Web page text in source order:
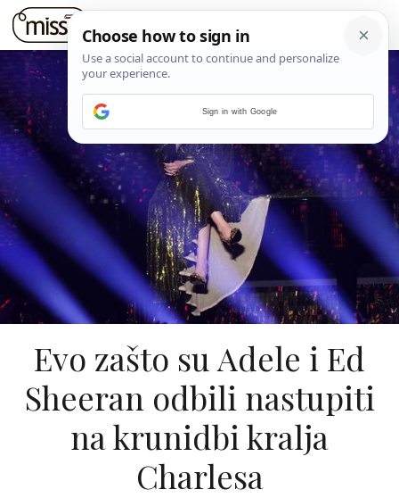
Evo zašto su Adele i Ed
Sheeran odbili nastupiti
na krunidbi kralja
Charlesa
Sign in with Google